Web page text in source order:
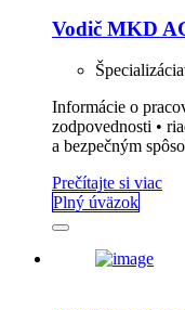
Vodič MKD
Špecializácia
Informácie o
zodpovednosti •
a bezpečným
Prečítajte si viac
Plný úväzok